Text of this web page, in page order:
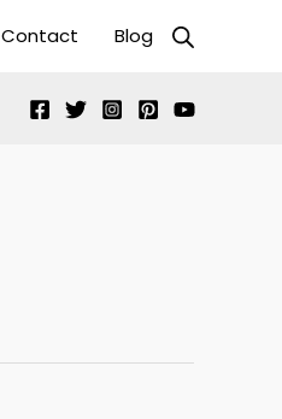
Contact Blog